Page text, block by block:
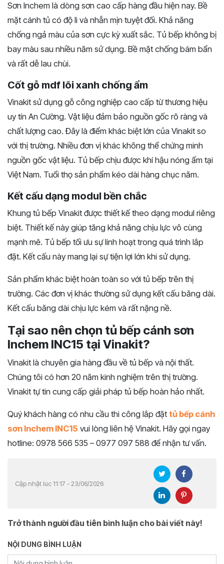
Sơn Inchem là dòng sơn cao cấp hàng đầu hiện nay. Bề
mặt cánh tủ có độ lì và nhẵn mịn tuyệt đối. Khả năng
chống ngả màu của sơn cực kỳ xuất sắc. Tủ bếp không bị
bay màu sau nhiều năm sử dụng. Bề mặt chống bám bẩn
và rất dễ lau chùi.
Cốt gỗ mdf lõi xanh chống ẩm
Vinakit sử dụng gỗ công nghiệp cao cấp từ thương hiệu
uy tín An Cường. Vật liệu đảm bảo nguồn gốc rõ ràng và
chất lượng cao. Đây là điểm khác biệt lớn của Vinakit so
với thị trường. Nhiều đơn vị khác không thể chứng minh
nguồn gốc vật liệu. Tủ bếp chịu được khí hậu nóng ẩm tại
Việt Nam. Tuổi thọ sản phẩm kéo dài hàng chục năm.
Kết cấu dạng modul bền chắc
Khung tủ bếp Vinakit được thiết kế theo dạng modul riêng
biệt. Thiết kế này giúp tăng khả năng chịu lực vô cùng
mạnh mẽ. Tủ bếp tối ưu sự linh hoạt trong quá trình lắp
đặt. Kết cấu này mang lại sự tiện lợi lớn khi sử dụng.
Sản phẩm khác biệt hoàn toàn so với tủ bếp trên thị
trường. Các đơn vị khác thường sử dụng kết cấu băng dài.
Kết cấu băng dài chịu lực kém và rất nặng nề.
Tại sao nên chọn tủ bếp cánh sơn
Inchem INC15 tại Vinakit?
Vinakit là chuyên gia hàng đầu về tủ bếp và nội thất.
Chúng tôi có hơn 20 năm kinh nghiệm trên thị trường.
Vinakit tự tin cung cấp giải pháp tủ bếp hoàn hảo nhất.
Quý khách hàng có nhu cầu thi công lắp đặt tủ bếp cánh
sơn Inchem INC15 vui lòng liên hệ Vinakit. Hãy gọi ngay
hotline: 0978 566 535 – 0977 097 588 để nhận tư vấn.
Cập nhật lúc 11:17 - 23/06/2026
Trở thành người đầu tiên bình luận cho bài viết này!
NỘI DUNG BÌNH LUẬN